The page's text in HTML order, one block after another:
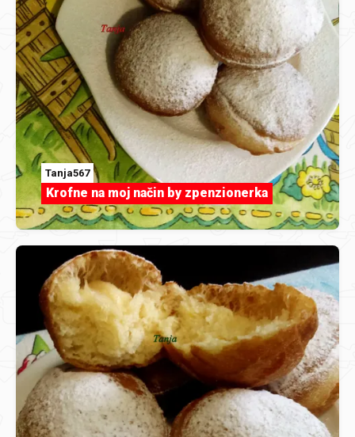
Tanja567
Krofne na moj način by zpenzionerka